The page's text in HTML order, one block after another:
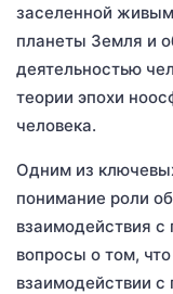
заселенной
планеты Земля и
деятельностью
теории эпохи
человека.
Одним из
понимание роли
взаимодействия
вопросы о том,
взаимодействии с